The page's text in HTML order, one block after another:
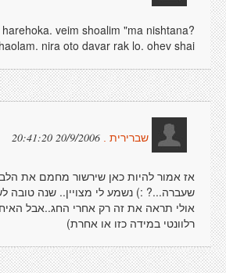
veim shoalim "ma nishtana?
nira oto davar rak lo. ohev shai
שברירית . 20/9/2006 20:41:20
אז אמור להיות כאן שירשור מחמם את
שעברה...? :) נשמע לי מצויין.. שנה טובה
אולי תראה את זה רק אחרי החג..אבל
רלוונטי במידה כזו או אחרת)